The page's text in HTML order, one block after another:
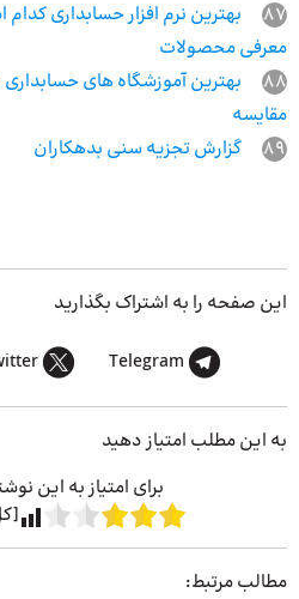
87
بهترین نرم افزار حسابداری
معرفی محصولات
88
بهترین آموزشگاه‌ های
مقایسه
89
گزارش تجزیه سنی بدهکاران
این صفحه را به اشتراک بگذارید
Telegram
به این مطلب امتیاز دهید
برای امتیاز به این
مطالب مرتبط: